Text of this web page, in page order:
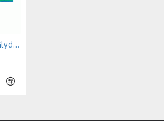
AIR OPTIX plus HydraGlyde FOR ASTIGMATISM (3pack)